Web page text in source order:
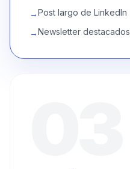
→Post largo de LinkedIn
→Newsletter destacados